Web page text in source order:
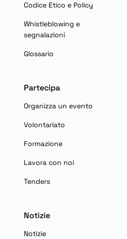
Codice Etico e Policy
Whistleblowing e
segnalazioni
Glossario
Partecipa
Organizza un evento
Volontariato
Formazione
Lavora con noi
Tenders
Notizie
Notizie